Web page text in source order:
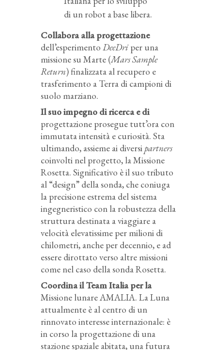
di un robot a base libera.
Collabora alla progettazione
dell’esperimento DeeDri per una
missione su Marte (Mars Sample
Return) finalizzata al recupero e
trasferimento a Terra di campioni di
suolo marziano.
Il suo impegno di ricerca e di
progettazione prosegue tutt’ora con
immutata intensità e curiosità. Sta
ultimando, assieme ai diversi partners
coinvolti nel progetto, la Missione
Rosetta. Significativo è il suo tributo
al “design” della sonda, che coniuga
la precisione estrema del sistema
ingegneristico con la robustezza della
struttura destinata a viaggiare a
velocità elevatissime per milioni di
chilometri, anche per decennio, e ad
essere dirottato verso altre missioni
come nel caso della sonda Rosetta.
Coordina il Team Italia per la
Missione lunare AMALIA. La Luna
attualmente è al centro di un
rinnovato interesse internazionale: è
in corso la progettazione di una
stazione spaziale abitata, una futura